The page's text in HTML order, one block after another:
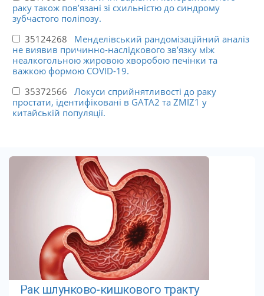
раку також пов’язані зі схильністю до синдрому
зубчастого поліпозу.
35124268 Менделівський рандомізаційний аналіз
не виявив причинно-наслідкового зв’язку між
неалкогольною жировою хворобою печінки та
важкою формою COVID-19.
35372566 Локуси сприйнятливості до раку
простати, ідентифіковані в GATA2 та ZMIZ1 у
китайській популяції.
Рак шлунково-кишкового тракту